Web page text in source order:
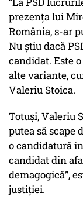
prezența lui
România, s-ar
Nu știu dacă
candidat. Este
alte variante,
Valeriu Stoica.
Totuși, Valeriu
putea să scape
o candidatură
candidat din
demagogică”,
justiției.